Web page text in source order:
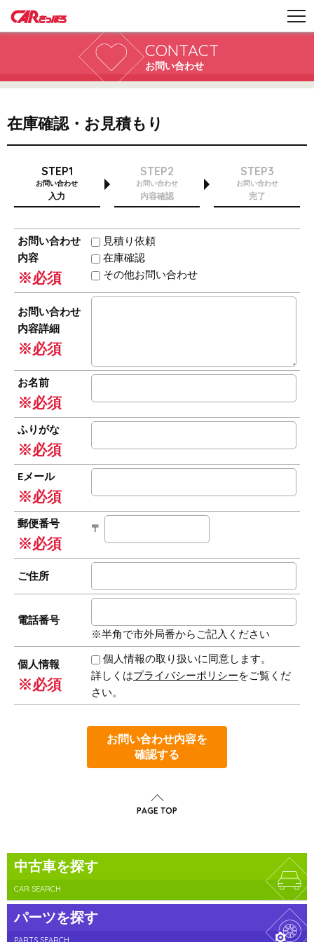
CONTACT
お問い合わせ
在庫確認・お見積もり
STEP1
お問い合わせ
入力
STEP2
お問い合わせ
内容確認
STEP3
お問い合わせ
完了
お問い合わせ
内容
※必須
見積り依頼
在庫確認
その他お問い合わせ
お問い合わせ
内容詳細
※必須
お名前
※必須
ふりがな
※必須
Eメール
※必須
郵便番号
※必須
〒
ご住所
電話番号
※半角で市外局番からご記入ください
個人情報
※必須
個人情報の取り扱いに同意します。
詳しくはプライバシーポリシーをご覧くだ
さい。
お問い合わせ内容を
確認する
PAGE TOP
中古車を探す
CAR SEARCH
パーツを探す
PARTS SEARCH